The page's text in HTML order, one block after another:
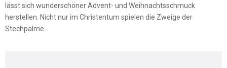
lässt sich wunderschöner Advent- und Weihnachtsschmuck
herstellen. Nicht nur im Christentum spielen die Zweige der
Stechpalme...